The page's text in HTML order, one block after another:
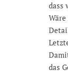
dass
das